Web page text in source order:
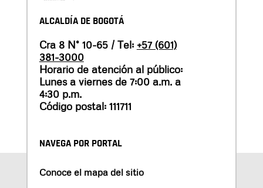
ALCALDÍA DE BOGOTÁ
Cra 8 N° 10-65 / Tel: +57 (601)
381-3000
Horario de atención al público:
Lunes a viernes de 7:00 a.m. a
4:30 p.m.
Código postal: 111711
NAVEGA POR PORTAL
Conoce el mapa del sitio